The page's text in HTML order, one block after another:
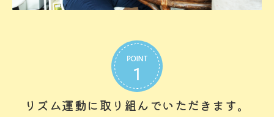
リズム運動に取り組んでいただきます。